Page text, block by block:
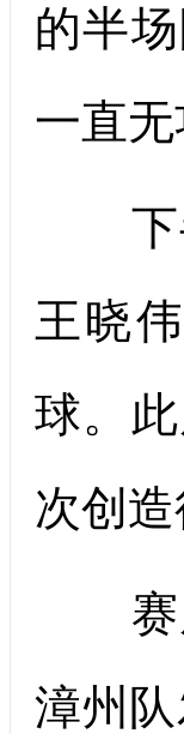
的半
一直无
下半
王晓
球。
次创
赛后
漳州